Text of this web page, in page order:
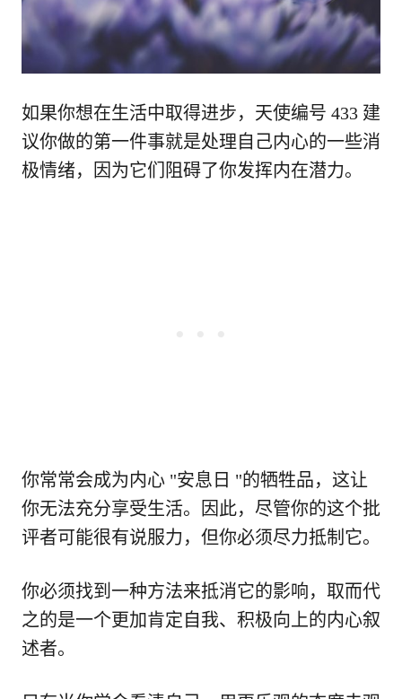
如果你想在生活中取得进步，天使编号 433 建
议你做的第一件事就是处理自己内心的一些消
极情绪，因为它们阻碍了你发挥内在潜力。
你常常会成为内心 "安息日 "的牺牲品，这让
你无法充分享受生活。因此，尽管你的这个批
评者可能很有说服力，但你必须尽力抵制它。
你必须找到一种方法来抵消它的影响，取而代
之的是一个更加肯定自我、积极向上的内心叙
述者。